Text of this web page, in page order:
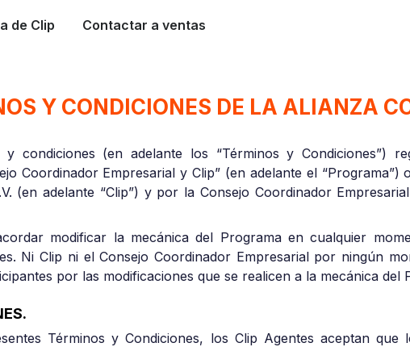
de Clip Contactar a ventas
Y CONDICIONES DE LA ALIANZA
y condiciones (en adelante los “Términos y Condiciones”)
Coordinador Empresarial y Clip” (en adelante el “Programa”)
(en adelante “Clip”) y por la Consejo Coordinador
modificar la mecánica del Programa en cualquier
Ni Clip ni el Consejo Coordinador Empresarial por ningún
por las modificaciones que se realicen a la mecánica del
Términos y Condiciones, los Clip Agentes aceptan que